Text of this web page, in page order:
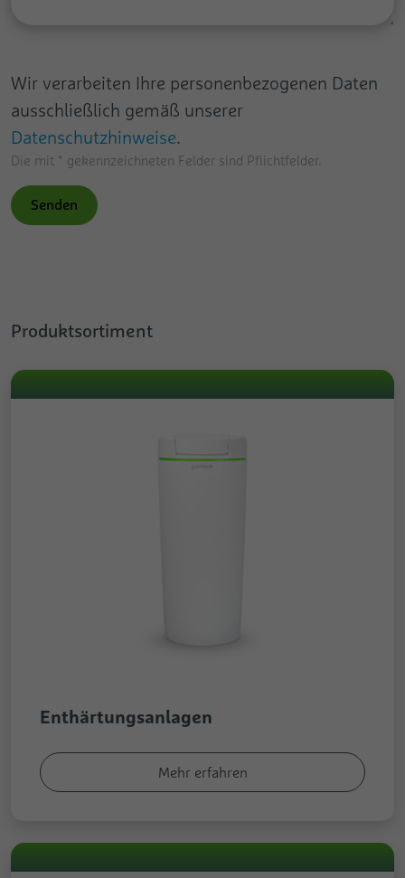
Wir verarbeiten Ihre personenbezogenen Daten
ausschließlich gemäß unserer
Datenschutzhinweise.
Die mit * gekennzeichneten Felder sind Pflichtfelder.
Senden
Produktsortiment
Enthärtungsanlagen
Mehr erfahren